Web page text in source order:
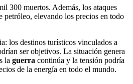
300 muertos. Además, los ataques
petróleo, elevando los precios en todo
los destinos turísticos vinculados a
ser objetivos. La situación genera
la guerra continúa y la tensión podría
de la energía en todo el mundo.